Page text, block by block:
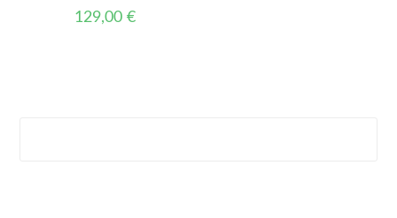
129,00 €